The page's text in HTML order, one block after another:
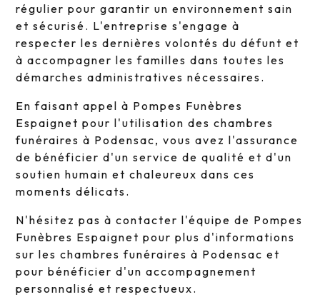
régulier pour garantir un environnement sain
et sécurisé. L'entreprise s'engage à
respecter les dernières volontés du défunt et
à accompagner les familles dans toutes les
démarches administratives nécessaires.
En faisant appel à Pompes Funèbres
Espaignet pour l'utilisation des chambres
funéraires à Podensac, vous avez l'assurance
de bénéficier d'un service de qualité et d'un
soutien humain et chaleureux dans ces
moments délicats.
N'hésitez pas à contacter l'équipe de Pompes
Funèbres Espaignet pour plus d'informations
sur les chambres funéraires à Podensac et
pour bénéficier d'un accompagnement
personnalisé et respectueux.